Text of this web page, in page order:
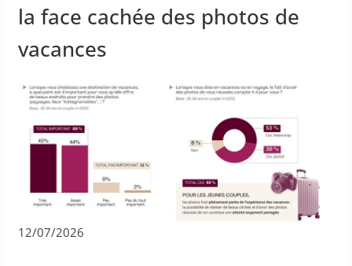
la face cachée des photos de
vacances
12/07/2026